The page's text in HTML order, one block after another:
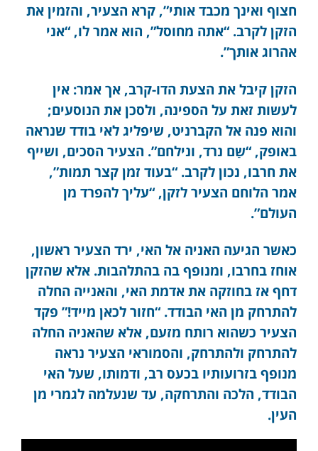
חצוף ואינך מכבד אותי”, קרא הצעיר, והזמין את
הזקן לקרב. “אתה מחוסל”, הוא אמר לו, “אני
אהרוג אותך”.
הזקן קיבל את הצעת הדו-קרב, אך אמר: אין
לעשות זאת על הספינה, ולסכן את הנוסעים;
והוא פנה אל הקברניט, שיפליג לאי בודד שנראה
באופק, “שַם נרד, ונילחם”. הצעיר הסכים, ושייף
את חרבו, נכון לקרב. “בעוד זמן קצר תמות”,
אמר הלוחם הצעיר לזקן, “עליך להפרד מן
העולם”.
כאשר הגיעה האניה אל האי, ירד הצעיר ראשון,
אוחז בחרבו, ומנופף בה בהתלהבות. אלא שהזקן
דחף אז בחוזקה את אדמת האי, והאנייה החלה
להתרחק מן האי הבודד. “חזור לכאן מייד!” פקד
הצעיר כשהוא רותח מזעם, אלא שהאניה החלה
להתרחק ולהתרחק, והסמוראי הצעיר נראה
מנופף בזרועותיו בכעס רב, ודמותו, שעל האי
הבודד, הלכה והתרחקה, עד שנעלמה לגמרי מן
העין.